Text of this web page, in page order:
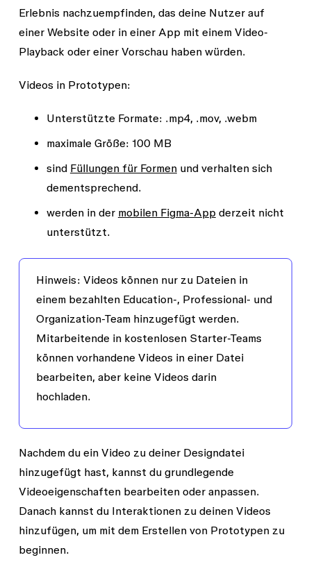
Erlebnis nachzuempfinden, das deine Nutzer auf
einer Website oder in einer App mit einem Video-
Playback oder einer Vorschau haben würden.
Videos in Prototypen:
Unterstützte Formate: .mp4, .mov, .webm
maximale Größe: 100 MB
sind Füllungen für Formenund verhalten sich
dementsprechend.
werden in der mobilen Figma-App derzeit nicht
unterstützt.
Hinweis: Videos können nur zu Dateien in
einem bezahlten Education-, Professional- und
Organization-Team hinzugefügt werden.
Mitarbeitende in kostenlosen Starter-Teams
können vorhandene Videos in einer Datei
bearbeiten, aber keine Videos darin
hochladen.
Nachdem du ein Video zu deiner Designdatei
hinzugefügt hast, kannst du grundlegende
Videoeigenschaften bearbeiten oder anpassen.
Danach kannst du Interaktionen zu deinen Videos
hinzufügen, um mit dem Erstellen von Prototypen zu
beginnen.